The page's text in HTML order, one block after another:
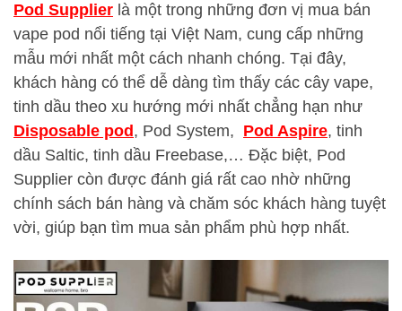
Pod Supplier là một trong những đơn vị mua bán
vape pod nổi tiếng tại Việt Nam, cung cấp những
mẫu mới nhất một cách nhanh chóng. Tại đây,
khách hàng có thể dễ dàng tìm thấy các cây vape,
tinh dầu theo xu hướng mới nhất chẳng hạn như
Disposable pod, Pod System, Pod Aspire, tinh
dầu Saltic, tinh dầu Freebase,… Đặc biệt, Pod
Supplier còn được đánh giá rất cao nhờ những
chính sách bán hàng và chăm sóc khách hàng tuyệt
vời, giúp bạn tìm mua sản phẩm phù hợp nhất.